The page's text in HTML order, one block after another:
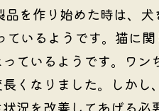
品を作り始めた時は、
いるようです。猫に
ているようです。ワ
くなりました。しかし